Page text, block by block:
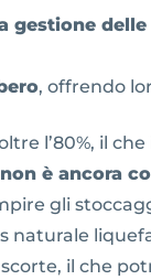
gestione delle
, offrendo
l’80%, il
è ancora
gli
il che